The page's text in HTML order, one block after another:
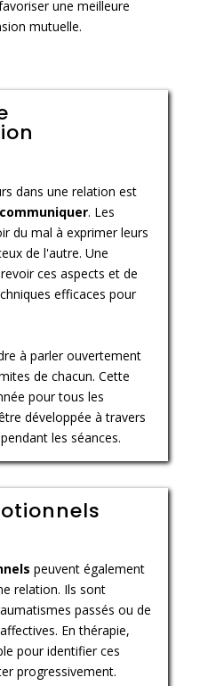
une meilleure
mutuelle.
dans une relation est
. Les
du mal à exprimer leurs
de l'autre. Une
ces aspects et de
efficaces pour
à parler ouvertement
de chacun. Cette
pour tous les
développée à travers
les séances.
peuvent également
relation. Ils sont
passés ou de
En thérapie,
pour identifier ces
progressivement.